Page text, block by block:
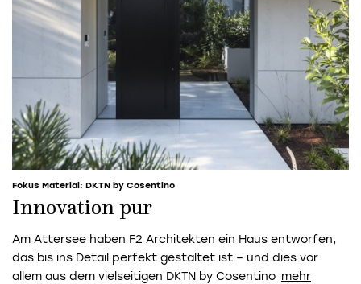
Fokus Material: DKTN by Cosentino
Innovation pur
Am Attersee haben F2 Architekten ein Haus entworfen,
das bis ins Detail perfekt gestaltet ist – und dies vor
allem aus dem vielseitigen DKTN by Cosentino